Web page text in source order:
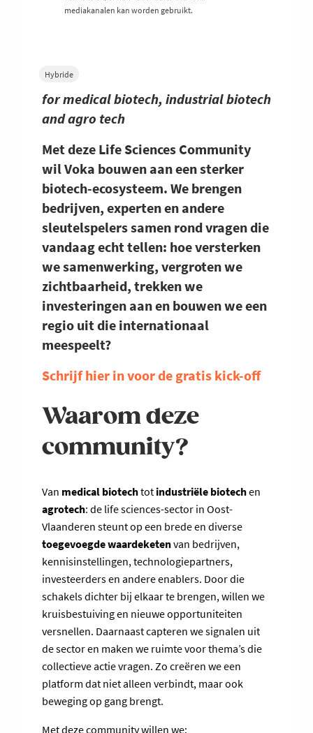
Hybride
for medical biotech, industrial biotech
and agro tech
Met deze Life Sciences Community
wil Voka bouwen aan een sterker
biotech-ecosysteem. We brengen
bedrijven, experten en andere
sleutelspelers samen rond vragen die
vandaag echt tellen: hoe versterken
we samenwerking, vergroten we
zichtbaarheid, trekken we
investeringen aan en bouwen we een
regio uit die internationaal
meespeelt?
Schrijf hier in voor de gratis kick-off
Waarom deze
community?
Van medical biotechtot industriële biotechen
agrotech: de life sciences-sector in Oost-
Vlaanderen steunt op een brede en diverse
toegevoegde waardeketenvan bedrijven,
kennisinstellingen, technologiepartners,
investeerders en andere enablers. Door die
schakels dichter bij elkaar te brengen, willen we
kruisbestuiving en nieuwe opportuniteiten
versnellen. Daarnaast capteren we signalen uit
de sector en maken we ruimte voor thema’s die
collectieve actie vragen. Zo creëren we een
platform dat niet alleen verbindt, maar ook
beweging op gang brengt.
Met deze community willen we:
mediakanalen kan worden gebruikt.